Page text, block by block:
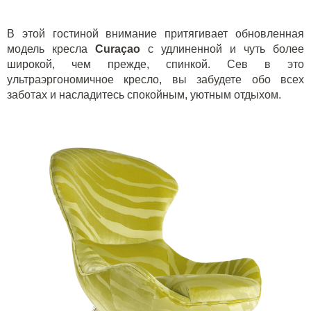
В этой гостиной внимание притягивает обновленная
модель кресла Curaçao
с удлиненной и чуть более
широкой, чем прежде, спинкой. Сев в это
ультраэргономичное кресло, вы забудете обо всех
заботах и насладитесь спокойным, уютным отдыхом.